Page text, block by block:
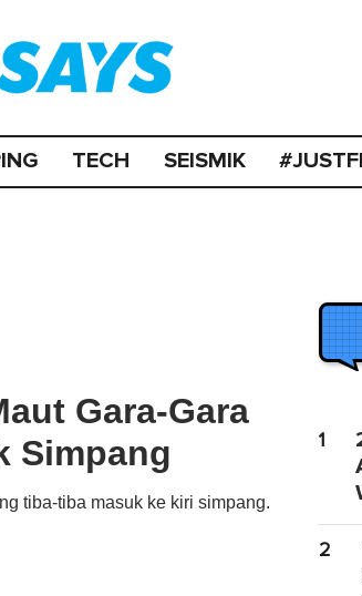
TECH SEISMIK
Gara-Gara
Simpang
tiba-tiba masuk ke kiri simpang.
1
2